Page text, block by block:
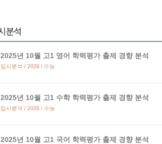
2025년 10월 고1 영어 학력평가 출제 경향 분석
입시분석 / 2026 / 수능
2025년 10월 고1 수학 학력평가 출제 경향 분석
입시분석 / 2026 / 수능
2025년 10월 고1 국어 학력평가 출제 경향 분석